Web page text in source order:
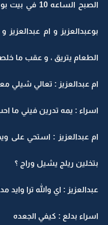
الصبح الساعه
بوعبدالعزيز و ام عبدالعزيز
الطعام يتريق ، و عقب ما
ام عبدالعزيز : تعالي شيلي
اسراء : يمه تدرين فيني ما
ام عبدالعزيز : استحي على
بتخلين ريلج يشيل وراج ؟
عبدالعزيز : اي والله ترا وايد
اسراء بدلع : كيفي الجعده